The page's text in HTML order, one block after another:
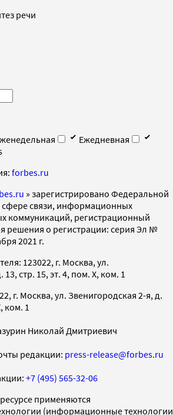
речи
Ежедневная
forbes.ru
» зарегистрировано Федеральной
сфере связи, информационных
коммуникаций, регистрационный
решения о регистрации: серия Эл №
2021 г.
123022, г. Москва, ул.
стр. 15, эт. 4, пом. X, ком. 1
г. Москва, ул. Звенигородская 2-я, д.
ком. 1
Николай Дмитриевич
редакции: press-release@forbes.ru
+7 (495) 565-32-06
применяются
(информационные технологии